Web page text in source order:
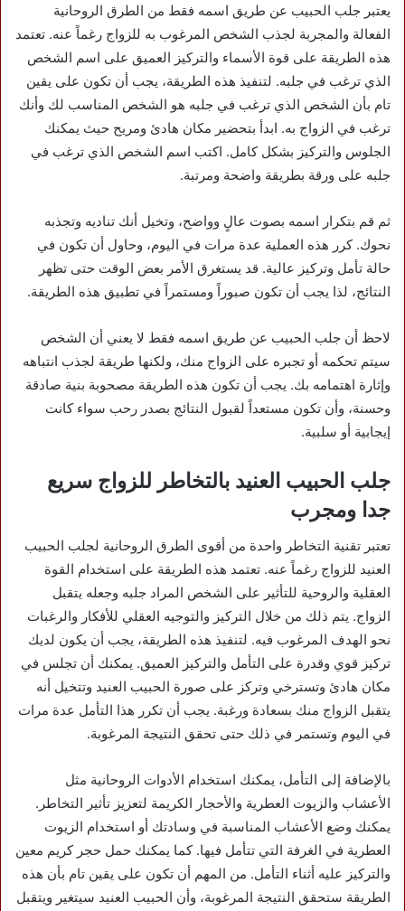
يعتبر جلب الحبيب عن طريق اسمه فقط من الطرق الروحانية
الفعالة والمجربة لجذب الشخص المرغوب به للزواج رغماً عنه. تعتمد
هذه الطريقة على قوة الأسماء والتركيز العميق على اسم الشخص
الذي ترغب في جلبه. لتنفيذ هذه الطريقة، يجب أن تكون على يقين
تام بأن الشخص الذي ترغب في جلبه هو الشخص المناسب لك وأنك
ترغب في الزواج به. ابدأ بتحضير مكان هادئ ومريح حيث يمكنك
الجلوس والتركيز بشكل كامل. اكتب اسم الشخص الذي ترغب في
جلبه على ورقة بطريقة واضحة ومرتبة.
ثم قم بتكرار اسمه بصوت عالٍ وواضح، وتخيل أنك تناديه وتجذبه
نحوك. كرر هذه العملية عدة مرات في اليوم، وحاول أن تكون في
حالة تأمل وتركيز عالية. قد يستغرق الأمر بعض الوقت حتى تظهر
النتائج، لذا يجب أن تكون صبوراً ومستمراً في تطبيق هذه الطريقة.
لاحظ أن جلب الحبيب عن طريق اسمه فقط لا يعني أن الشخص
سيتم تحكمه أو تجبره على الزواج منك، ولكنها طريقة لجذب انتباهه
وإثارة اهتمامه بك. يجب أن تكون هذه الطريقة مصحوبة بنية صادقة
وحسنة، وأن تكون مستعداً لقبول النتائج بصدر رحب سواء كانت
إيجابية أو سلبية.
جلب الحبيب العنيد بالتخاطر للزواج سريع
جدا ومجرب
تعتبر تقنية التخاطر واحدة من أقوى الطرق الروحانية لجلب الحبيب
العنيد للزواج رغماً عنه. تعتمد هذه الطريقة على استخدام القوة
العقلية والروحية للتأثير على الشخص المراد جلبه وجعله يتقبل
الزواج. يتم ذلك من خلال التركيز والتوجيه العقلي للأفكار والرغبات
نحو الهدف المرغوب فيه. لتنفيذ هذه الطريقة، يجب أن يكون لديك
تركيز قوي وقدرة على التأمل والتركيز العميق. يمكنك أن تجلس في
مكان هادئ وتسترخي وتركز على صورة الحبيب العنيد وتتخيل أنه
يتقبل الزواج منك بسعادة ورغبة. يجب أن تكرر هذا التأمل عدة مرات
في اليوم وتستمر في ذلك حتى تحقق النتيجة المرغوبة.
بالإضافة إلى التأمل، يمكنك استخدام الأدوات الروحانية مثل
الأعشاب والزيوت العطرية والأحجار الكريمة لتعزيز تأثير التخاطر.
يمكنك وضع الأعشاب المناسبة في وسادتك أو استخدام الزيوت
العطرية في الغرفة التي تتأمل فيها. كما يمكنك حمل حجر كريم معين
والتركيز عليه أثناء التأمل. من المهم أن تكون على يقين تام بأن هذه
الطريقة ستحقق النتيجة المرغوبة، وأن الحبيب العنيد سيتغير ويتقبل